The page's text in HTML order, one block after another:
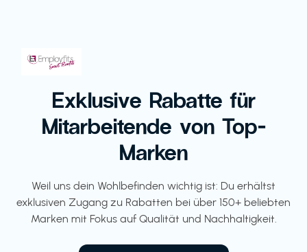
Exklusive Rabatte für
Mitarbeitende von Top-
Marken
Weil uns dein Wohlbefinden wichtig ist: Du erhältst
exklusiven Zugang zu Rabatten bei über 150+ beliebten
Marken mit Fokus auf Qualität und Nachhaltigkeit.